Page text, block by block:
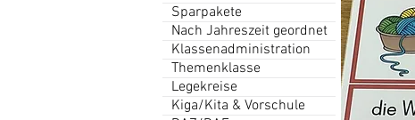
Sparpakete
Nach Jahreszeit geordnet
Klassenadministration
Themenklasse
Legekreise
Kiga/Kita & Vorschule